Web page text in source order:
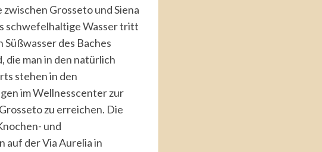
Grosseto und Siena
schwefelhaltige Wasser tritt
Süßwasser des Baches
man in den natürlich
stehen in den
im Wellnesscenter zur
zu erreichen. Die
und
auf der Via Aurelia in